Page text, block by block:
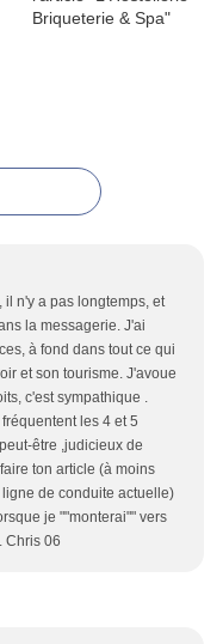
il n'y a pas longtemps, et
la messagerie. J'ai
à fond dans tout ce qui
et son tourisme. J'avoue
c'est sympathique .
les 4 et 5
être ,judicieux de
ton article (à moins
de conduite actuelle)
je ""monterai"" vers
Chris 06